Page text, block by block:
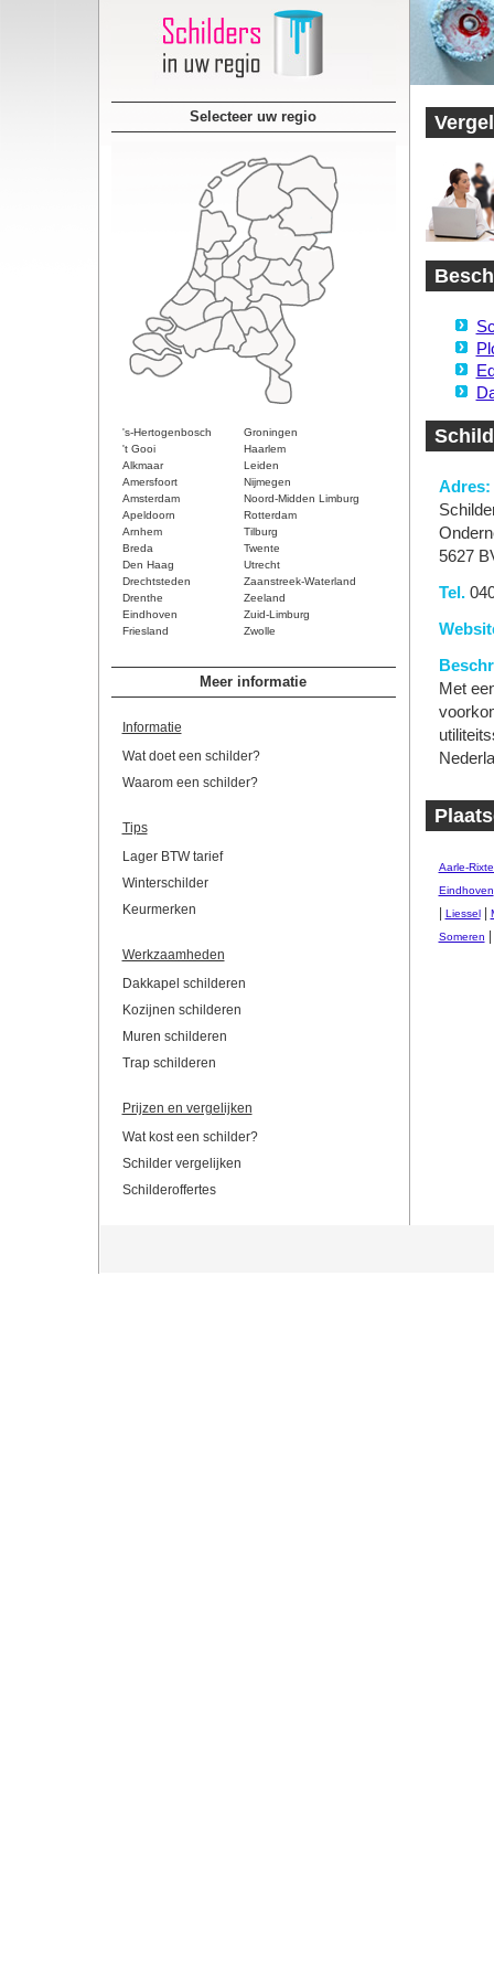
Selecteer uw regio
's-Hertogenbosch
Groningen
't Gooi
Haarlem
Alkmaar
Leiden
Amersfoort
Nijmegen
Amsterdam
Noord-Midden Limburg
Apeldoorn
Rotterdam
Arnhem
Tilburg
Breda
Twente
Den Haag
Utrecht
Drechtsteden
Zaanstreek-Waterland
Drenthe
Zeeland
Eindhoven
Zuid-Limburg
Friesland
Zwolle
Meer informatie
Informatie
Wat doet een schilder?
Waarom een schilder?
Tips
Lager BTW tarief
Winterschilder
Keurmerken
Werkzaamheden
Dakkapel schilderen
Kozijnen schilderen
Muren schilderen
Trap schilderen
Prijzen en vergelijken
Wat kost een schilder?
Schilder vergelijken
Schilderoffertes
Adres:
5627
Tel.
Met
Aarle-
Eindhoven
Liessel|
Someren